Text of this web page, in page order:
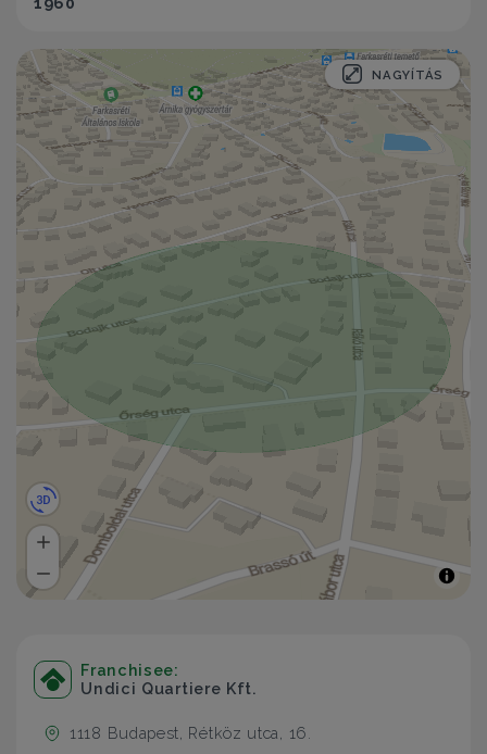
NAGYÍTÁS
Franchisee:
Undici Quartiere Kft.
1118 Budapest, Rétköz utca, 16.